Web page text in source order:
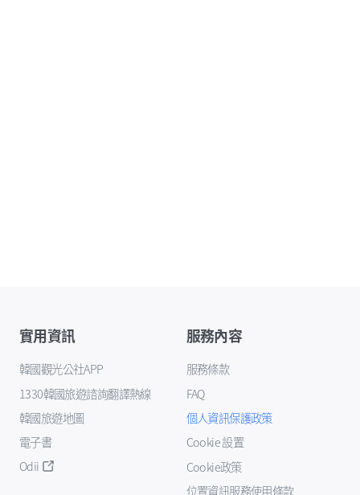
實用資訊
韓國觀光公社APP
1330韓國旅遊諮詢翻譯熱線
韓國旅遊地圖
電子書
Odii
服務內容
服務條款
FAQ
個人資訊保護政策
Cookie 設置
Cookie政策
位置資訊服務使用條款